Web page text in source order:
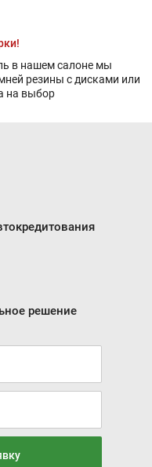
в нашем салоне мы
резины с дисками или
на выбор
решение